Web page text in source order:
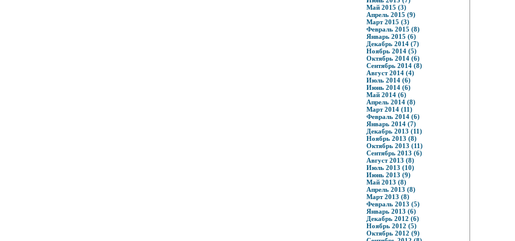
Май 2015 (3)
Апрель 2015 (9)
Март 2015 (3)
Февраль 2015 (8)
Январь 2015 (6)
Декабрь 2014 (7)
Ноябрь 2014 (5)
Октябрь 2014 (6)
Сентябрь 2014 (8)
Август 2014 (4)
Июль 2014 (6)
Июнь 2014 (6)
Май 2014 (6)
Апрель 2014 (8)
Март 2014 (11)
Февраль 2014 (6)
Январь 2014 (7)
Декабрь 2013 (11)
Ноябрь 2013 (8)
Октябрь 2013 (11)
Сентябрь 2013 (6)
Август 2013 (8)
Июль 2013 (10)
Июнь 2013 (9)
Май 2013 (8)
Апрель 2013 (8)
Март 2013 (8)
Февраль 2013 (5)
Январь 2013 (6)
Декабрь 2012 (6)
Ноябрь 2012 (5)
Октябрь 2012 (9)